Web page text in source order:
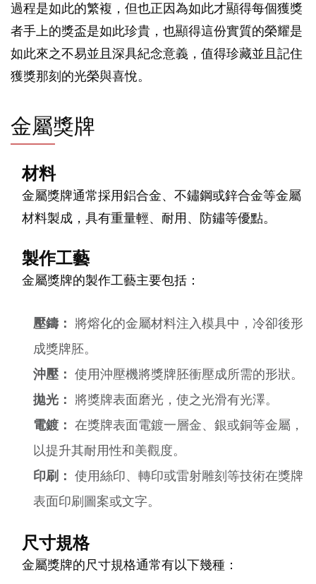
過程是如此的繁複，但也正因為如此才顯得每個獲獎
者手上的獎盃是如此珍貴，也顯得這份實質的榮耀是
如此來之不易並且深具紀念意義，值得珍藏並且記住
獲獎那刻的光榮與喜悅。
金屬獎牌
材料
金屬獎牌通常採用鋁合金、不鏽鋼或鋅合金等金屬
材料製成，具有重量輕、耐用、防鏽等優點。
製作工藝
金屬獎牌的製作工藝主要包括：
壓鑄：
將熔化的金屬材料注入模具中，冷卻後形
成獎牌胚。
沖壓： 使用沖壓機將獎牌胚衝壓成所需的形狀。
拋光：
將獎牌表面磨光，使之光滑有光澤。
電鍍： 在獎牌表面電鍍一層金、銀或銅等金屬，
以提升其耐用性和美觀度。
印刷： 使用絲印、轉印或雷射雕刻等技術在獎牌
表面印刷圖案或文字。
尺寸規格
金屬獎牌的尺寸規格通常有以下幾種：